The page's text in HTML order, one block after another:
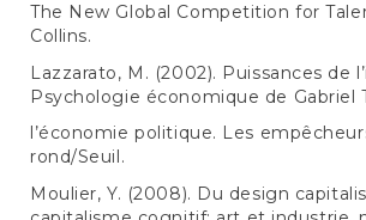
The New Global Competition for
Collins.
Lazzarato, M. (2002). Puissances de
Psychologie économique de Gabriel
l’économie politique. Les
rond/Seuil.
Moulier, Y. (2008). Du design